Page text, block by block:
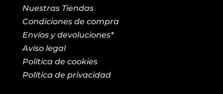
Nuestras Tiendas
Condiciones de compra
Envíos y devoluciones*
Aviso legal
Política de cookies
Política de privacidad